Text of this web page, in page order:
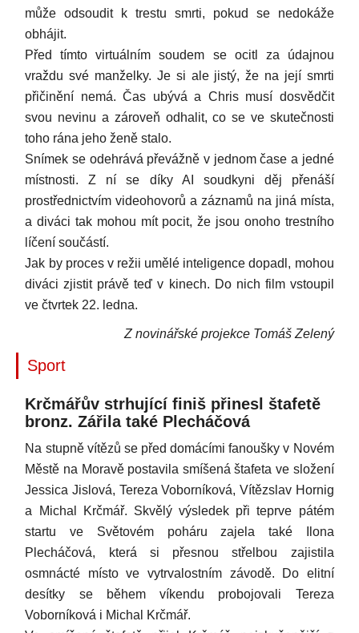
může odsoudit k trestu smrti, pokud se nedokáže
obhájit.
Před tímto virtuálním soudem se ocitl za údajnou
vraždu své manželky. Je si ale jistý, že na její smrti
přičinění nemá. Čas ubývá a Chris musí dosvědčit
svou nevinu a zároveň odhalit, co se ve skutečnosti
toho rána jeho ženě stalo.
Snímek se odehrává převážně v jednom čase a jedné
místnosti. Z ní se díky AI soudkyni děj přenáší
prostřednictvím videohovorů a záznamů na jiná místa,
a diváci tak mohou mít pocit, že jsou onoho trestního
líčení součástí.
Jak by proces v režii umělé inteligence dopadl, mohou
diváci zjistit právě teď v kinech. Do nich film vstoupil
ve čtvrtek 22. ledna.
Z novinářské projekce Tomáš Zelený
Sport
Krčmářův strhující finiš přinesl štafetě
bronz. Zářila také Plecháčová
Na stupně vítězů se před domácími fanoušky v Novém
Městě na Moravě postavila smíšená štafeta ve složení
Jessica Jislová, Tereza Voborníková, Vítězslav Hornig
a Michal Krčmář. Skvělý výsledek při teprve pátém
startu ve Světovém poháru zajela také Ilona
Plecháčová, která si přesnou střelbou zajistila
osmnácté místo ve vytrvalostním závodě. Do elitní
desítky se během víkendu probojovali Tereza
Voborníková i Michal Krčmář.